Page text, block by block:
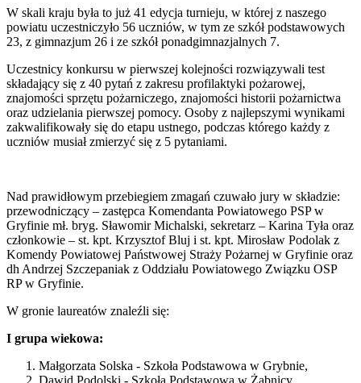
W skali kraju była to już 41 edycja turnieju, w której z naszego
powiatu uczestniczyło 56 uczniów, w tym ze szkół podstawowych
23, z gimnazjum 26 i ze szkół ponadgimnazjalnych 7.
Uczestnicy konkursu w pierwszej kolejności rozwiązywali test
składający się z 40 pytań z zakresu profilaktyki pożarowej,
znajomości sprzętu pożarniczego, znajomości historii pożarnictwa
oraz udzielania pierwszej pomocy. Osoby z najlepszymi wynikami
zakwalifikowały się do etapu ustnego, podczas którego każdy z
uczniów musiał zmierzyć się z 5 pytaniami.
Nad prawidłowym przebiegiem zmagań czuwało jury w składzie:
przewodniczący – zastępca Komendanta Powiatowego PSP w
Gryfinie mł. bryg. Sławomir Michalski, sekretarz – Karina Tyła oraz
członkowie – st. kpt. Krzysztof Bluj i st. kpt. Mirosław Podolak z
Komendy Powiatowej Państwowej Straży Pożarnej w Gryfinie oraz
dh Andrzej Szczepaniak z Oddziału Powiatowego Związku OSP
RP w Gryfinie.
W gronie laureatów znaleźli się:
I grupa wiekowa:
Małgorzata Solska - Szkoła Podstawowa w Grybnie,
Dawid Podolski - Szkoła Podstawowa w Żabnicy,